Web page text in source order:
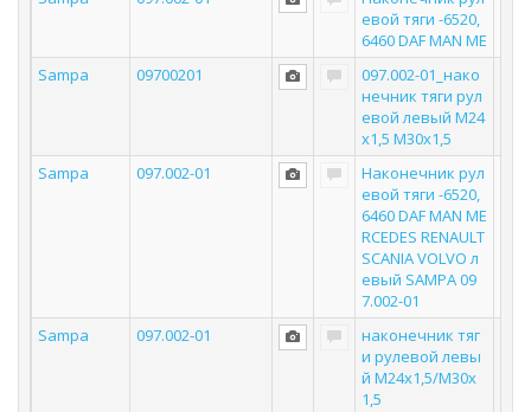
евой тяги -6520,
6460 DAF MAN ME
Sampa
09700201
097.002-01_нако
нечник тяги рул
евой левый М24
х1,5 М30х1,5
Sampa
097.002-01
Наконечник рул
евой тяги -6520,
6460 DAF MAN ME
RCEDES RENAULT
SCANIA VOLVO л
евый SAMPA 09
7.002-01
Sampa
097.002-01
наконечник тяг
и рулевой левы
й М24х1,5/М30х
1,5